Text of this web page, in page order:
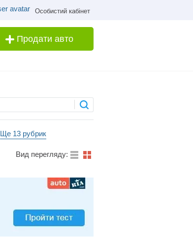
Особистий кабінет
Продати авто
Ще 13 рубрик
Вид перегляду: